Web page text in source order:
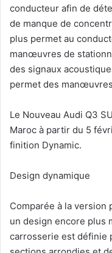
conducteur afin de
de manque de
plus permet au
manœuvres de
des signaux
permet des
Le Nouveau Audi Q3
Maroc à partir du 5
finition Dynamic.
Design dynamique
Comparée à la version
un design encore plus
carrosserie est définie